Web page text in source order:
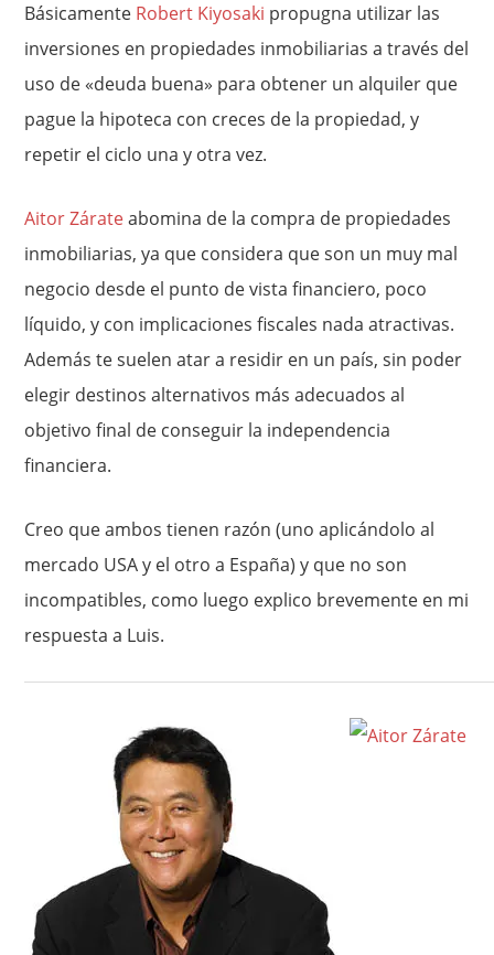
Básicamente Robert Kiyosaki propugna utilizar las
inversiones en propiedades inmobiliarias a través del
uso de «deuda buena» para obtener un alquiler que
pague la hipoteca con creces de la propiedad, y
repetir el ciclo una y otra vez.
Aitor Zárateabomina de la compra de propiedades
inmobiliarias, ya que considera que son un muy mal
negocio desde el punto de vista financiero, poco
líquido, y con implicaciones fiscales nada atractivas.
Además te suelen atar a residir en un país, sin poder
elegir destinos alternativos más adecuados al
objetivo final de conseguir la independencia
financiera.
Creo que ambos tienen razón (uno aplicándolo al
mercado USA y el otro a España) y que no son
incompatibles, como luego explico brevemente en mi
respuesta a Luis.